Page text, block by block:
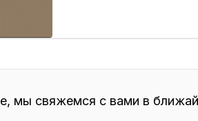
мы свяжемся с вами в